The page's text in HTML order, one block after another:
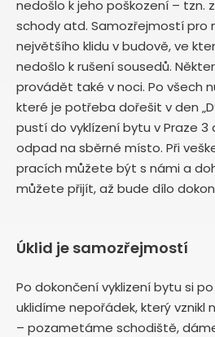
nedošlo k jeho poškození – tzn.
schody atd. Samozřejmostí pro
největšího klidu v budově, ve
nedošlo k rušení sousedů.
provádět také v noci. Po všech
které je potřeba dořešit v den
pustí do vyklízení bytu v Praze 3
odpad na sběrné místo. Při
pracích můžete být s námi a
můžete přijít, až bude dílo
Úklid je samozřejmostí
Po dokončení vyklizení bytu si
uklidíme nepořádek, který vznikl
– pozametáme schodiště,